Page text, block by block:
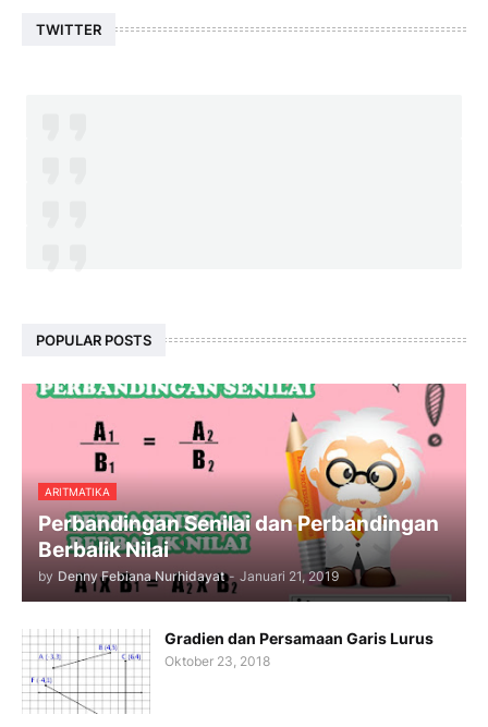
TWITTER
POPULAR POSTS
ARITMATIKA
Perbandingan Senilai dan Perbandingan
Berbalik Nilai
by Denny Febiana Nurhidayat - Januari 21, 2019
Gradien dan Persamaan Garis Lurus
Oktober 23, 2018